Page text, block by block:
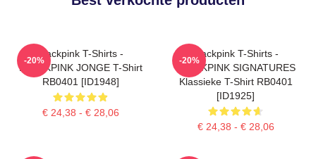
Blackpink T-Shirts -
BLACKPINK JONGE T-Shirt
RB0401 [ID1948]
€ 24,38 - € 28,06
-20%
Blackpink T-Shirts -
BLACKPINK SIGNATURES
Klassieke T-Shirt RB0401
[ID1925]
€ 24,38 - € 28,06
-20%